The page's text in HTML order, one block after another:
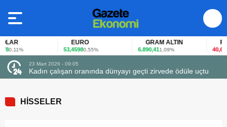
0,11%
EURO
53,45980,55%
GRAM ALTIN
6.890,411,09%
FAİZ
40,65-
23 Mart 2026 - 09:05
Kadın çalışan oranında dünyayı geçti zirvede ödüle uçtu
HİSSELER